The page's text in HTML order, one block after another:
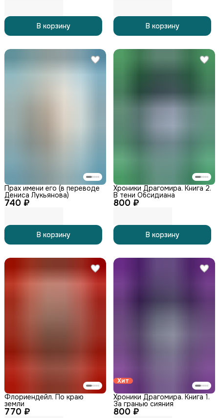
В корзину В корзину
740 ₽
Прах имени его (в переводе
Дениса Лукьянова)
В корзину
800 ₽
Хроники Драгомира. Книга 2.
В тени Обсидиана
В корзину
770 ₽
Флориендейл. По краю
земли
Хит
800 ₽
Хроники Драгомира. Книга 1.
За гранью сияния